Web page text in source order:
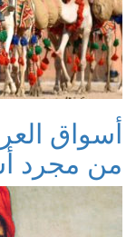
أسواق
من مجرد